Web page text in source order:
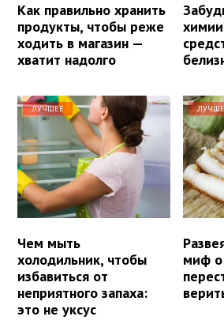
Как правильно хранить
продукты, чтобы реже
ходить в магазин —
хватит надолго
ЛУЧШЕЕ
Чем мыть
холодильник, чтобы
избавиться от
неприятного запаха:
это не уксус
миф о